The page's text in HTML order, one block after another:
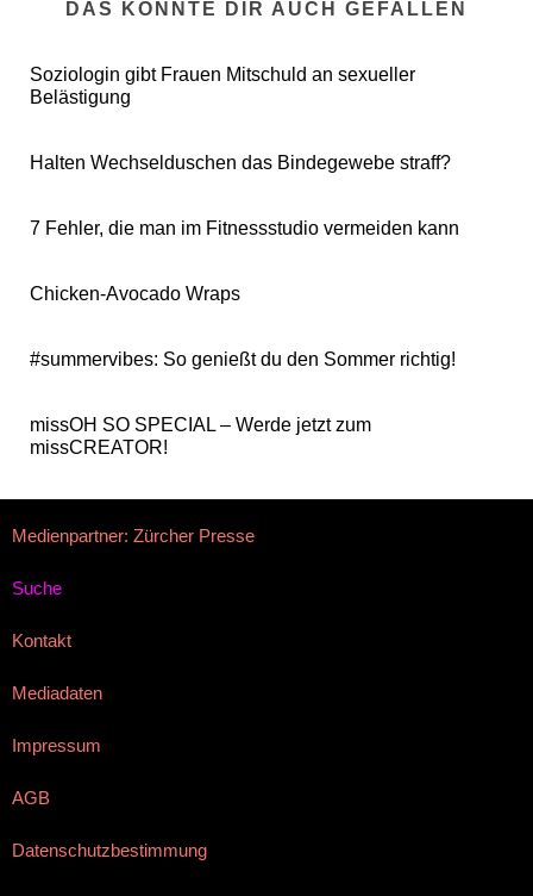
DAS KÖNNTE DIR AUCH GEFALLEN
Soziologin gibt Frauen Mitschuld an sexueller
Belästigung
Halten Wechselduschen das Bindegewebe straff?
7 Fehler, die man im Fitnessstudio vermeiden kann
Chicken-Avocado Wraps
#summervibes: So genießt du den Sommer richtig!
missOH SO SPECIAL – Werde jetzt zum
missCREATOR!
Medienpartner: Zürcher Presse
Suche
Kontakt
Mediadaten
Impressum
AGB
Datenschutzbestimmung